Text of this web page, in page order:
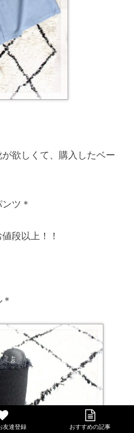
欲しくて、購入したベー
ツ＊
段以上！！
友達登録 おすすめの記事